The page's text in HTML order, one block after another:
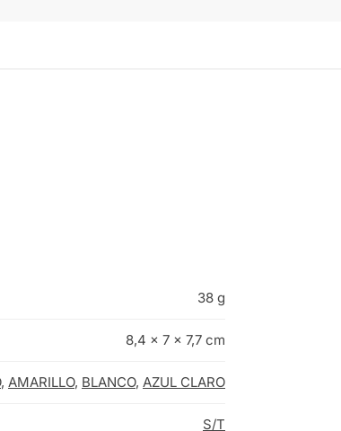
38 g
8,4 × 7 × 7,7 cm
, AMARILLO, BLANCO, AZUL CLARO
S/T